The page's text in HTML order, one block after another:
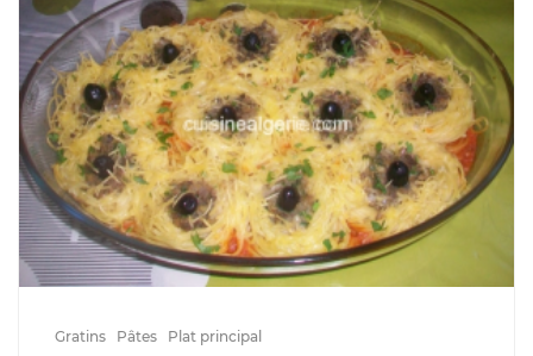
Gratins Pâtes Plat principal